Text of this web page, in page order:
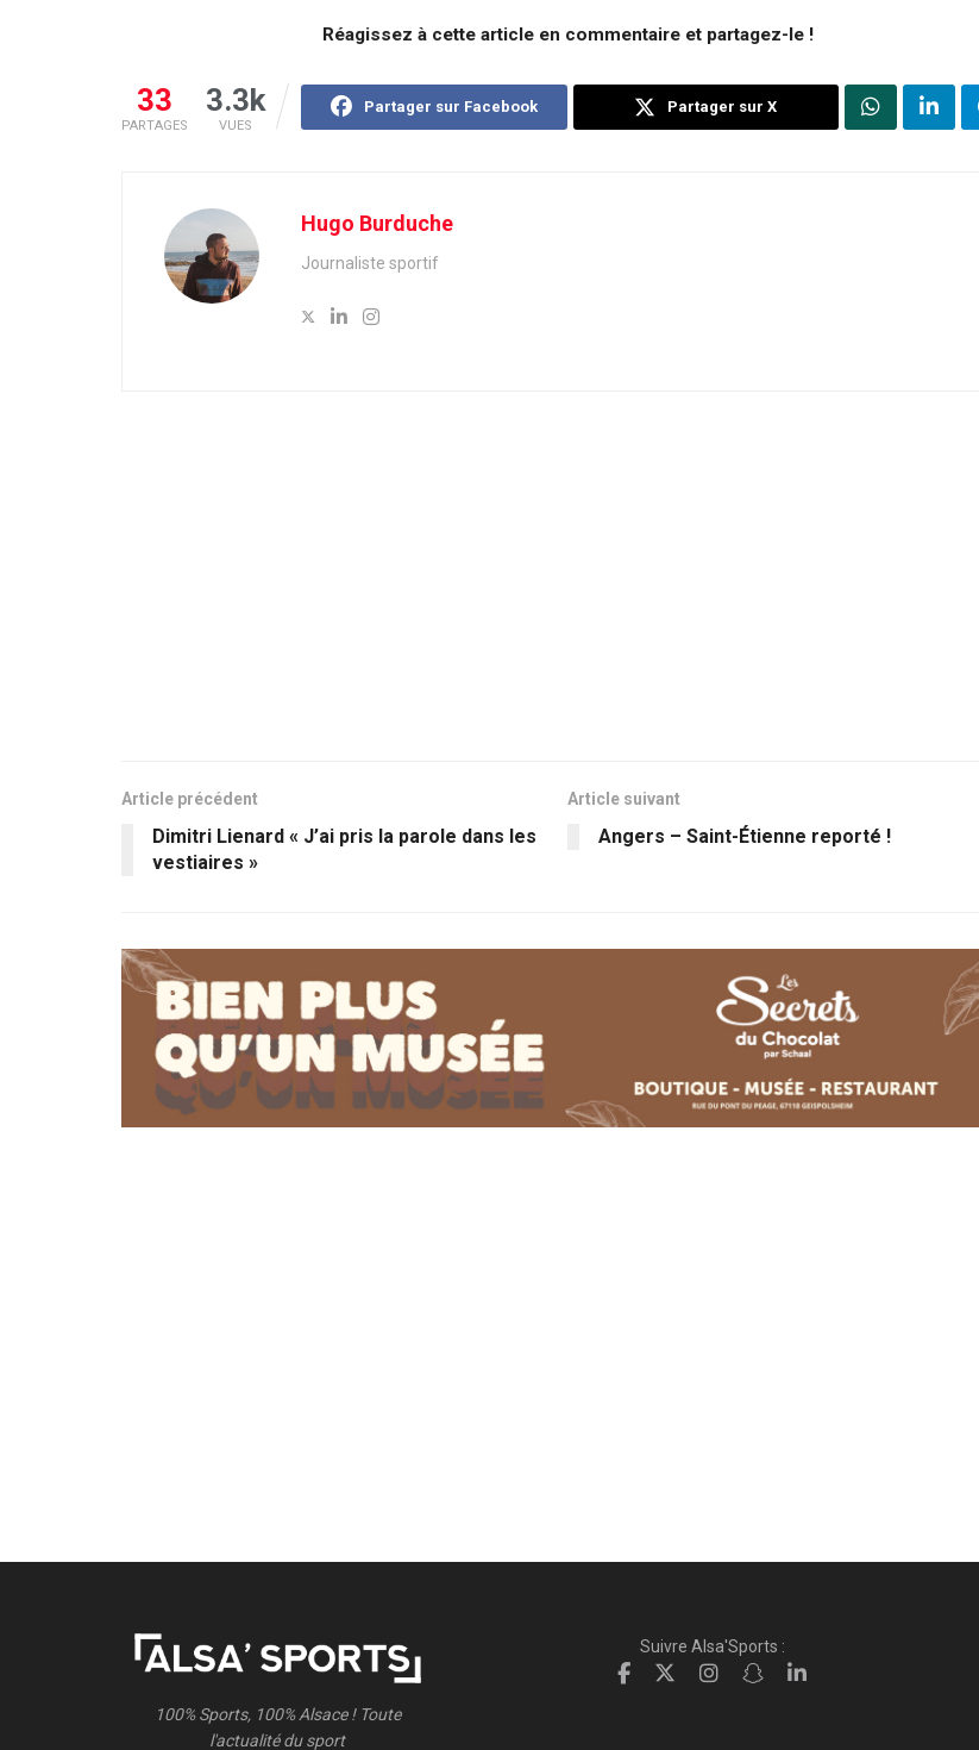
Réagissez à cette article en commentaire et partagez-le !
33
PARTAGES
3.3k
VUES
Partager sur Facebook Partager sur X
Hugo Burduche
Journaliste sportif
Article précédent
Dimitri Lienard « J’ai pris la parole dans les
vestiaires »
Article suivant
Angers – Saint-Étienne reporté !
100% Sports, 100% Alsace ! Toute
l'actualité du sport
Suivre Alsa'Sports :